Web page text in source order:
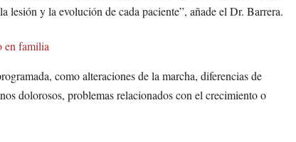
lesión y la evolución de cada paciente”, añade el Dr. Barrera.
en familia
como alteraciones de la marcha, diferencias de
dolorosos, problemas relacionados con el crecimiento o